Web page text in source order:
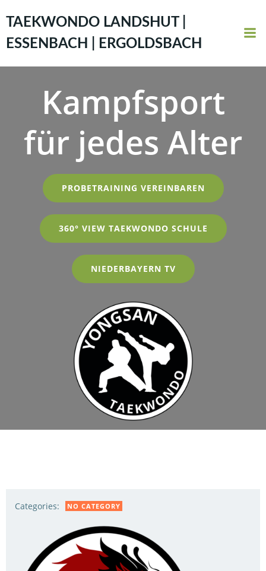
Inhalt
springen
TAEKWONDO LANDSHUT |
ESSENBACH | ERGOLDSBACH
Kampfsport
für jedes Alter
PROBETRAINING VEREINBAREN
360° VIEW TAEKWONDO SCHULE
NIEDERBAYERN TV
Categories: NO CATEGORY